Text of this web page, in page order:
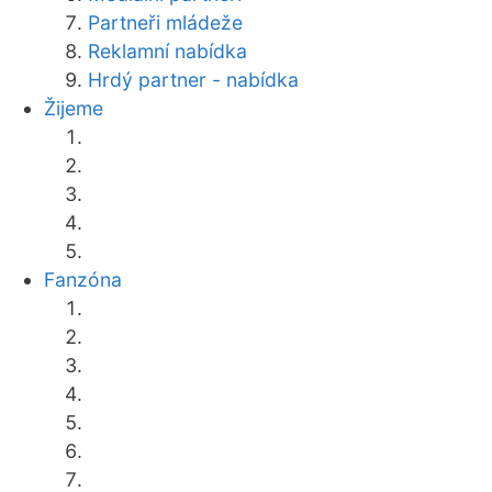
Partneři mládeže
Reklamní nabídka
Hrdý partner - nabídka
Žijeme
Fanzóna